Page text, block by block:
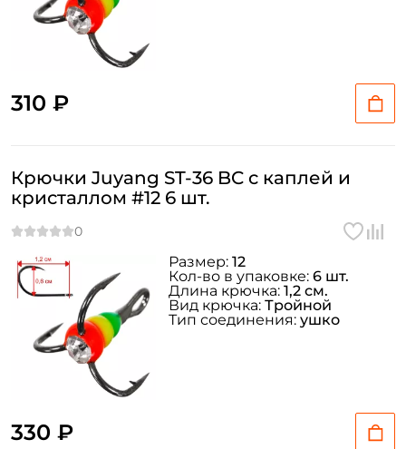
310 ₽
Крючки Juyang ST-36 BC c каплей и
кристаллом #12 6 шт.
330 ₽
Размер: 12
Кол-во в упаковке: 6 шт.
Длина крючка: 1,2 см.
Вид крючка: Тройной
Тип соединения: ушко
ФИО: *
Придумайте пароль: *
Заполняя данную форму вы соглашаетесь на обработку
персональных данных
Создать аккаунт
У меня уже есть аккаунт